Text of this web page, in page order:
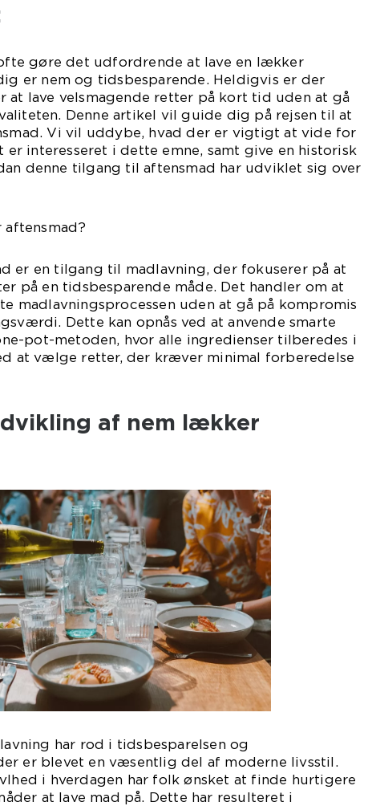
gøre det udfordrende at lave en lækker
er nem og tidsbesparende. Heldigvis er der
at lave velsmagende retter på kort tid uden at gå
Denne artikel vil guide dig på rejsen til at
Vi vil uddybe, hvad der er vigtigt at vide for
er interesseret i dette emne, samt give en historisk
denne tilgang til aftensmad har udviklet sig over
er en tilgang til madlavning, der fokuserer på at
på en tidsbesparende måde. Det handler om at
madlavningsprocessen uden at gå på kompromis
Dette kan opnås ved at anvende smarte
pot-metoden, hvor alle ingredienser tilberedes i
at vælge retter, der kræver minimal forberedelse
af nem lækker
har rod i tidsbesparelsen og
er blevet en væsentlig del af moderne livsstil.
i hverdagen har folk ønsket at finde hurtigere
at lave mad på. Dette har resulteret i